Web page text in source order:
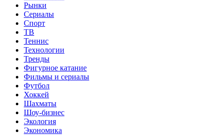
Рынки
Сериалы
Спорт
ТВ
Теннис
Технологии
Тренды
Фигурное катание
Фильмы и сериалы
Футбол
Хоккей
Шахматы
Шоу-бизнес
Экология
Экономика